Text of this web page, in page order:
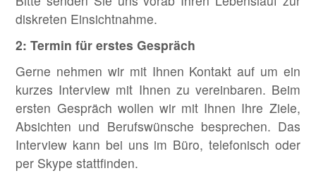
diskreten Einsichtnahme.
2: Termin für erstes Gespräch
Gerne nehmen wir mit Ihnen Kontakt auf um ein
kurzes Interview mit Ihnen zu vereinbaren. Beim
ersten Gespräch wollen wir mit Ihnen Ihre Ziele,
Absichten und Berufswünsche besprechen. Das
Interview kann bei uns im Büro, telefonisch oder
per Skype stattfinden.